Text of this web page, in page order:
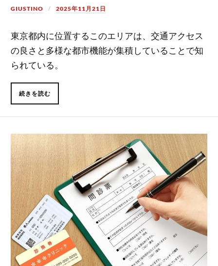
GIUSTINO 2025年11月21日
東京都内に位置するこのエリアは、交通アクセス
の良さと多様な都市機能が集積していることで知
られている。
続きを読む